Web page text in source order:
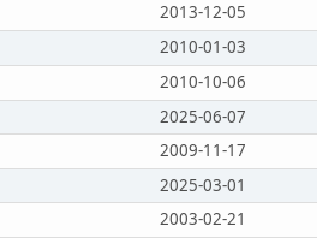
2013-12-05
2010-01-03
2010-10-06
2025-06-07
2009-11-17
2025-03-01
2003-02-21